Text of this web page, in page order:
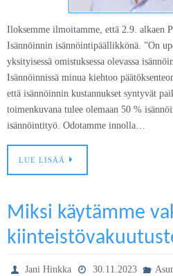
Iloksemme ilmoitamme, että 2.9. alkaen
Isännöinnin isännöintipäällikkönä. ”On
yksityisessä omistuksessa olevassa
Isännöinnissä minua kiehtoo
että isännöinnin kustannukset syntyvät
toimenkuvana tulee olemaan 50 %
isännöintityö. Odotamme innolla…
LUE LISÄÄ
Miksi käytämme
Jani Hinkka 30.11.2023